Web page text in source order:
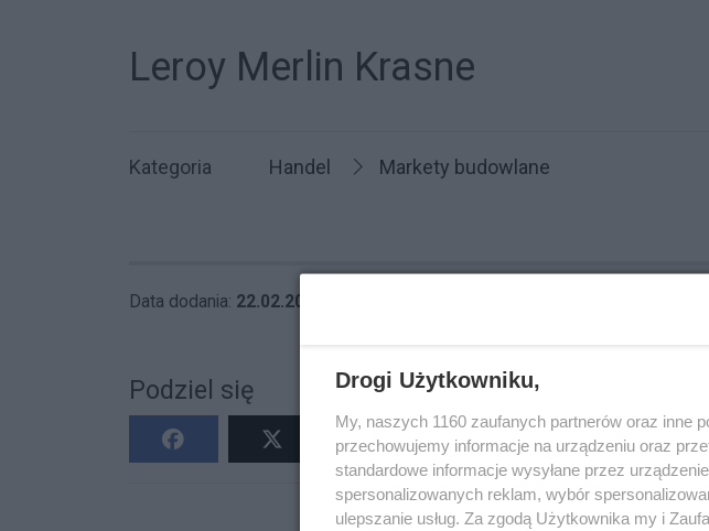
Leroy Merlin Krasne
Kategoria Handel Markety budowlane
Data dodania: 22.02.2023 14:46
Podziel się Drogi Użytkowniku,
My, naszych 1160 zaufanych partnerów oraz inne
przechowujemy informacje na urządzeniu oraz
standardowe informacje wysyłane przez
spersonalizowanych reklam, wybór
ulepszanie usług. Za zgodą Użytkownika my i